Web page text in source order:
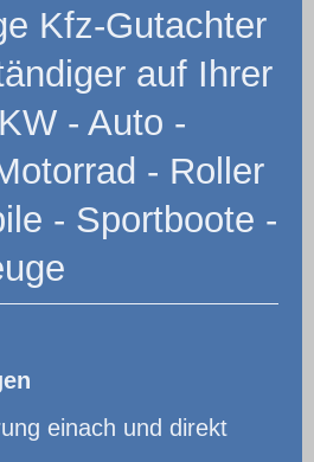
Kfz-Gutachter
auf Ihrer
- Auto -
- Roller
- Sportboote -
einach und direkt